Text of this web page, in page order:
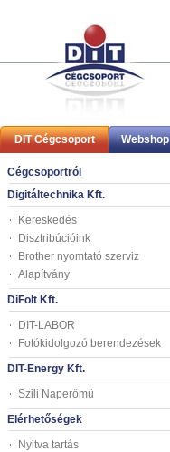
DIT Cégcsoport Webshop
Cégcsoportról
Digitáltechnika Kft.
Kereskedés
Disztribúcióink
Brother nyomtató szerviz
Alapítvány
DiFolt Kft.
DIT-LABOR
Fotókidolgozó berendezések
DIT-Energy Kft.
Szili Naperőmű
Elérhetőségek
Nyitva tartás